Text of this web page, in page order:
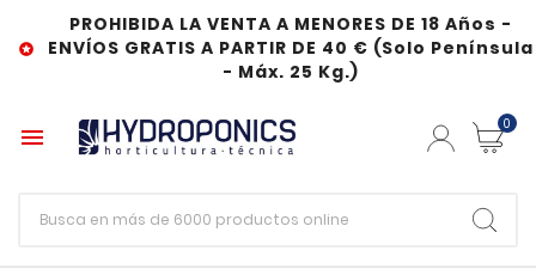

PROHIBIDA LA VENTA A MENORES DE 18 Años -
ENVÍOS GRATIS A PARTIR DE 40 € (Solo Península
- Máx. 25 Kg.)
 0